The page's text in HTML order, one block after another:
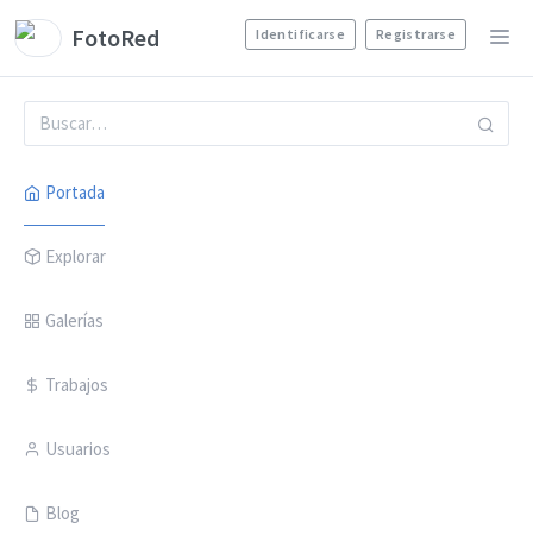
FotoRed Identificarse Registrarse
Portada
Explorar
Galerías
Trabajos
Usuarios
Blog